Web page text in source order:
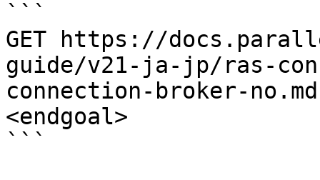
```
GET https://
guide/v21-ja-jp/ras-
connection-broker-
<endgoal>
```